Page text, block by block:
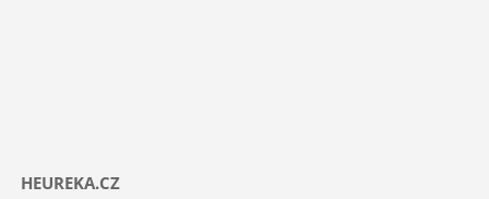
HEUREKA.CZ